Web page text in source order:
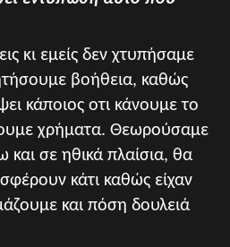
κι εμείς δεν χτυπήσαμε
βοήθεια, καθώς
κάποιος οτι κάνουμε το
χρήματα. Θεωρούσαμε
και σε ηθικά πλαίσια, θα
κάτι καθώς είχαν
και πόση δουλειά